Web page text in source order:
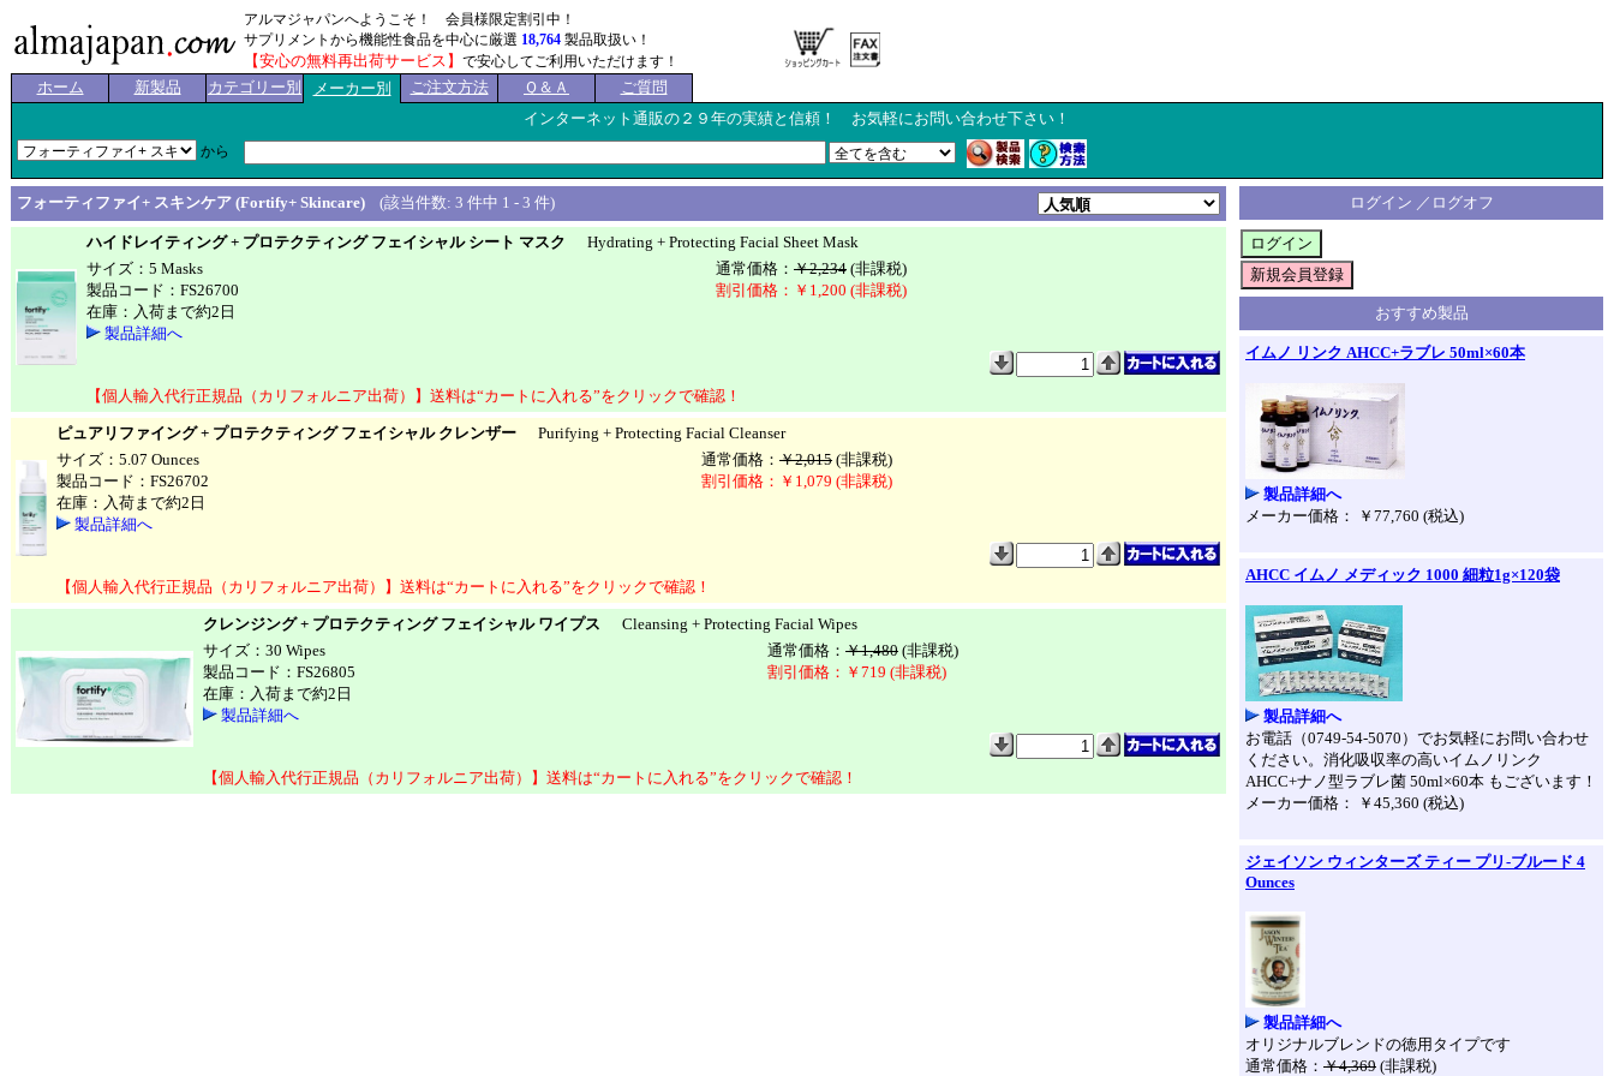
アルマジャパンへようこそ！ 会員様限定割引中！
サプリメントから機能性食品を中心に厳選 18,764 製品取扱い！
【安心の無料再出荷サービス】 で安心してご利用いただけます！
ホーム 新製品 カテゴリー別 メーカー別 ご注文方法 Ｑ＆Ａ
ご質問
インターネット通販の２９年の実績と信頼！ お気軽にお問い合わせ下さい！
から
フォーティファイ+ スキンケア (Fortify+ Skincare) (該当件数: 3 件中 1 - 3 件)
ハイドレイティング + プロテクティング フェイシャル シート マスク Hydrating + Protecting Facial Sheet Mask
サイズ：5 Masks
製品コード：FS26700
在庫：入荷まで約2日
製品詳細へ
通常価格： ￥2,234 (非課税)
割引価格：￥1,200 (非課税)
【個人輸入代行正規品（カリフォルニア出荷）】送料は“カートに入れる”をクリックで確認！
ピュアリファイング + プロテクティング フェイシャル クレンザー Purifying + Protecting Facial Cleanser
サイズ：5.07 Ounces
製品コード：FS26702
在庫：入荷まで約2日
製品詳細へ
通常価格： ￥2,015 (非課税)
割引価格：￥1,079 (非課税)
【個人輸入代行正規品（カリフォルニア出荷）】送料は“カートに入れる”をクリックで確認！
クレンジング + プロテクティング フェイシャル ワイプス Cleansing + Protecting Facial Wipes
サイズ：30 Wipes
製品コード：FS26805
在庫：入荷まで約2日
製品詳細へ
通常価格： ￥1,480 (非課税)
割引価格：￥719 (非課税)
【個人輸入代行正規品（カリフォルニア出荷）】送料は“カートに入れる”をクリックで確認！
ログイン ／ログオフ
おすすめ製品
イムノ リンク AHCC+ラブレ 50ml×60本
製品詳細へ
メーカー価格： ￥77,760 (税込)
AHCC イムノ メディック 1000 細粒1g×120袋
製品詳細へ
お電話（0749-54-5070）でお気軽にお問い合わせ
ください。消化吸収率の高いイムノリンク
AHCC+ナノ型ラブレ菌 50ml×60本 もございます！
メーカー価格： ￥45,360 (税込)
ジェイソン ウィンターズ ティー プリ-ブルード 4
Ounces
製品詳細へ
オリジナルブレンドの徳用タイプです
通常価格： ￥4,369 (非課税)